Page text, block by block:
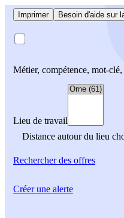
Imprimer Besoin d'aide sur
Métier, compétence, mot-
Lieu de travail
Distance autour du lieu
Rechercherdes offres
Créer une alerte